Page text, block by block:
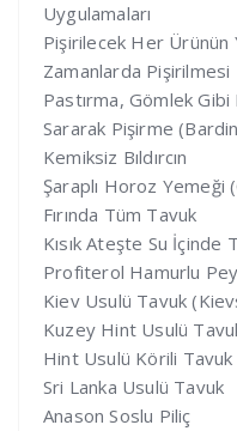
Uygulamaları
Pişirilecek Her Ürünün
Zamanlarda Pişirilmesi
Pastırma, Gömlek
Sararak Pişirme
Kemiksiz Bıldırcın
Şaraplı Horoz Yemeği
Fırında Tüm Tavuk
Kısık Ateşte Su İçinde
Profiterol Hamurlu
Kiev Usulü Tavuk
Kuzey Hint Usulü
Hint Usulü Körili Tavuk
Sri Lanka Usulü Tavuk
Anason Soslu Piliç